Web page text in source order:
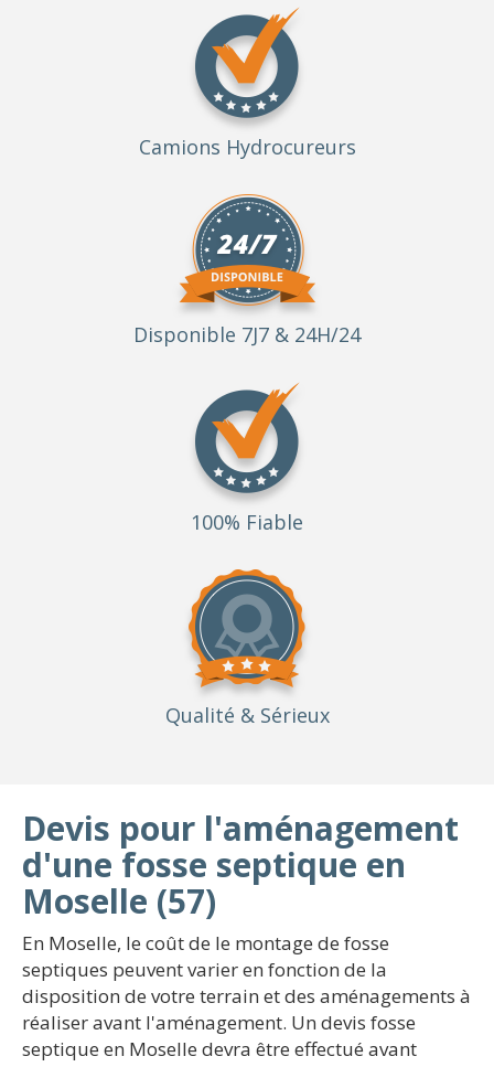
Camions Hydrocureurs
Disponible 7J7 & 24H/24
100% Fiable
Qualité & Sérieux
Devis pour l'aménagement
d'une fosse septique en
Moselle (57)
En Moselle, le coût de le montage de fosse
septiques peuvent varier en fonction de la
disposition de votre terrain et des aménagements à
réaliser avant l'aménagement. Un devis fosse
septique en Moselle devra être effectué avant